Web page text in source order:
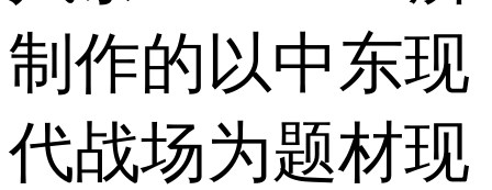
制作的以中东现
代战场为题材现